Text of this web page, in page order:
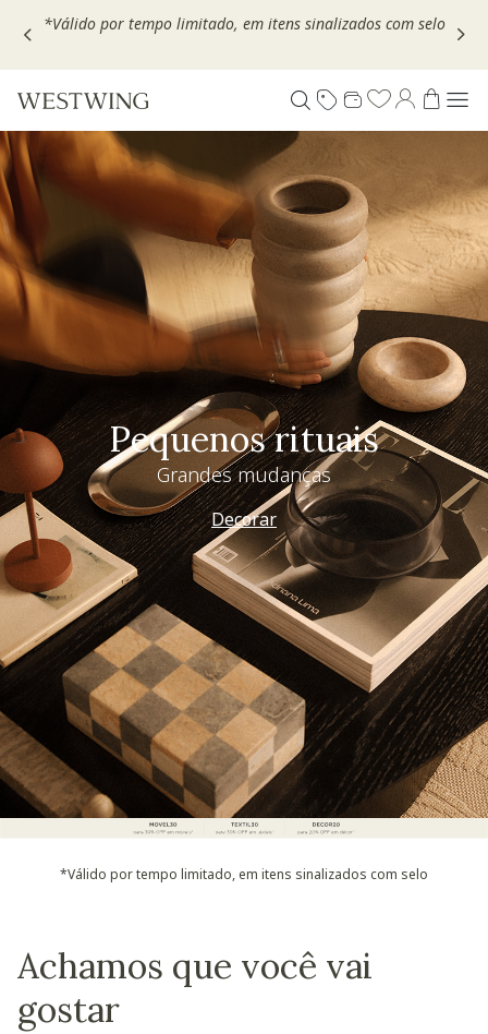
Escolha seu VOUCHER e ganhe até 30% OFF*: useMOVEL30,
Pequenos rituais
Grandes mudanças
Decorar
*Válido por tempo limitado, em itens sinalizados com selo
Achamos que você vai
gostar